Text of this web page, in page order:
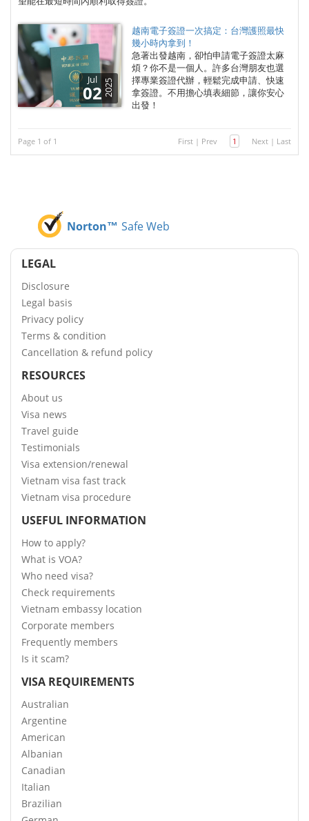
Jul
022025
越南電子簽證一次搞定：台灣護照最快
幾小時內拿到！
急著出發越南，卻怕申請電子簽證太麻
煩？你不是一個人。許多台灣朋友也選
擇專業簽證代辦，輕鬆完成申請、快速
拿簽證。不用擔心填表細節，讓你安心
出發！
Page 1 of 1 First | Prev 1 Next | Last
Norton™ Safe Web
LEGAL
Disclosure
Legal basis
Privacy policy
Terms & condition
Cancellation & refund policy
RESOURCES
About us
Visa news
Travel guide
Testimonials
Visa extension/renewal
Vietnam visa fast track
Vietnam visa procedure
USEFUL INFORMATION
How to apply?
What is VOA?
Who need visa?
Check requirements
Vietnam embassy location
Corporate members
Frequently members
Is it scam?
VISA REQUIREMENTS
Australian
Argentine
American
Albanian
Canadian
Italian
Brazilian